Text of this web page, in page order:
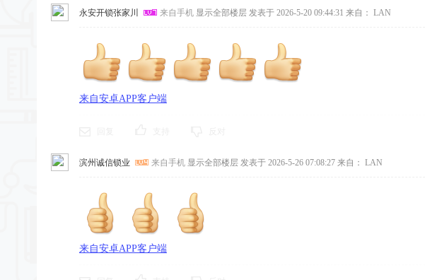
永安开锁张家川 来自手机 显示全部楼层 发表于 2026-5-20 09:44:31 来自： LAN
来自安卓APP客户端
滨州诚信锁业 来自手机 显示全部楼层 发表于 2026-5-26 07:08:27 来自： LAN
来自安卓APP客户端